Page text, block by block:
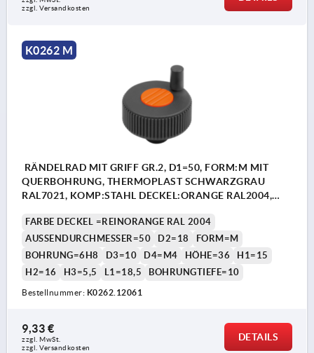
zzgl. Versandkosten
K0262 M
RÄNDELRAD MIT GRIFF GR.2, D1=50, FORM:M MIT
QUERBOHRUNG, THERMOPLAST SCHWARZGRAU
RAL7021, KOMP:STAHL DECKEL:ORANGE RAL2004,
FARBE DECKEL =REINORANGE RAL 2004
AUSSENDURCHMESSER=50
D2=18
FORM=M
BOHRUNG=6H8
D3=10 D4=M4 HÖHE=36
H1=15
H2=16
H3=5,5 L1=18,5 BOHRUNGTIEFE=10
Bestellnummer: K0262.12061
9,33 €
zzgl. MwSt.
zzgl. Versandkosten
DETAILS